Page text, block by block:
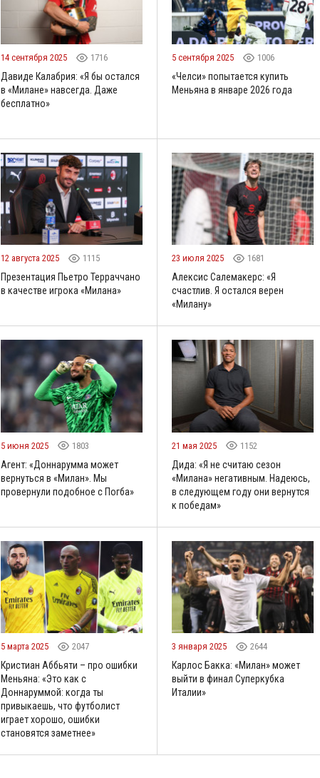
14 сентября 2025 1716
Давиде Калабрия: «Я бы остался
в «Милане» навсегда. Даже
бесплатно»
5 сентября 2025 1006
«Челси» попытается купить
Меньяна в январе 2026 года
12 августа 2025 1115
Презентация Пьетро Терраччано
в качестве игрока «Милана»
23 июля 2025 1681
Алексис Салемакерс: «Я
счастлив. Я остался верен
«Милану»
5 июня 2025 1803
Агент: «Доннарумма может
вернуться в «Милан». Мы
провернули подобное с Погба»
21 мая 2025 1152
Дида: «Я не считаю сезон
«Милана» негативным. Надеюсь,
в следующем году они вернутся
к победам»
5 марта 2025 2047
Кристиан Аббьяти – про ошибки
Меньяна: «Это как с
Доннаруммой: когда ты
привыкаешь, что футболист
играет хорошо, ошибки
становятся заметнее»
3 января 2025 2644
Карлос Бакка: «Милан» может
выйти в финал Суперкубка
Италии»